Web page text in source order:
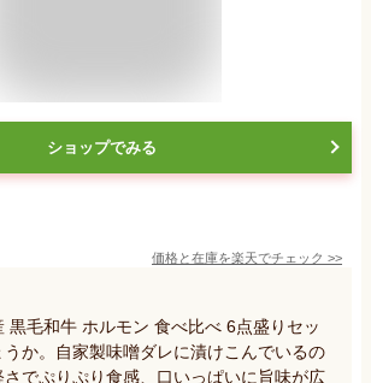
ショップでみる
価格と在庫を楽天でチェック >>
黒毛和牛 ホルモン 食べ比べ 6点盛りセッ
うか。自家製味噌ダレに漬けこんでいるの
でぷりぷり食感、口いっぱいに旨味が広